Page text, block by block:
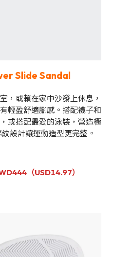
Slide Sandal
，或賴在家中沙發上休息，
輕盈舒適腳感。搭配襪子和
或搭配最愛的泳裝，營造極
設計讓運動造型更完整。
（USD14.97）